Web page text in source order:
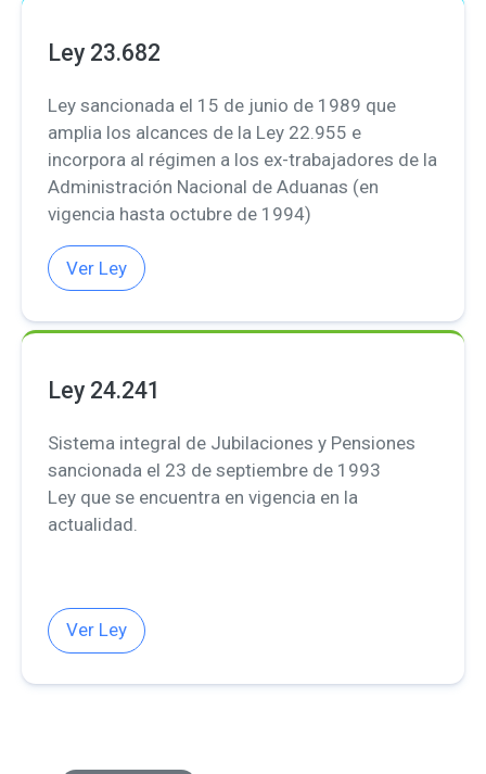
Ley 23.682
Ley sancionada el 15 de junio de 1989 que
amplia los alcances de la Ley 22.955 e
incorpora al régimen a los ex-trabajadores de la
Administración Nacional de Aduanas (en
vigencia hasta octubre de 1994)
Ver Ley
Ley 24.241
Sistema integral de Jubilaciones y Pensiones
sancionada el 23 de septiembre de 1993
Ley que se encuentra en vigencia en la
actualidad.
Ver Ley